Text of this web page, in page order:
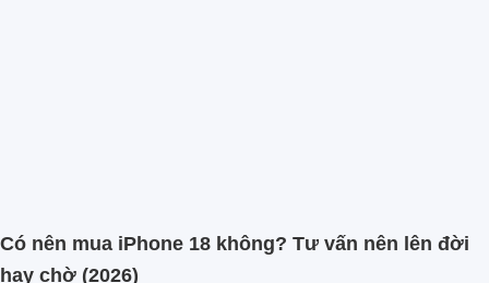
Có nên mua iPhone 18 không? Tư vấn nên lên đời
hay chờ (2026)